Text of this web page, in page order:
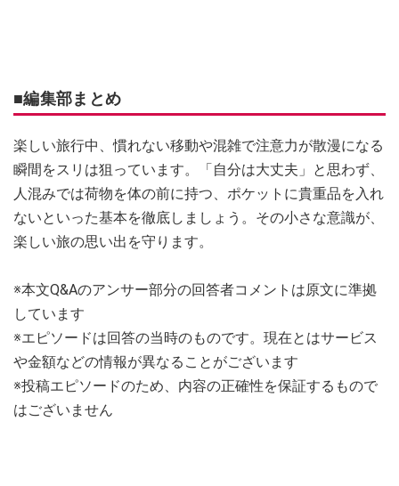
■編集部まとめ
楽しい旅行中、慣れない移動や混雑で注意力が散漫になる
瞬間をスリは狙っています。「自分は大丈夫」と思わず、
人混みでは荷物を体の前に持つ、ポケットに貴重品を入れ
ないといった基本を徹底しましょう。その小さな意識が、
楽しい旅の思い出を守ります。
※本文Q&Aのアンサー部分の回答者コメントは原文に準拠
しています
※エピソードは回答の当時のものです。現在とはサービス
や金額などの情報が異なることがございます
※投稿エピソードのため、内容の正確性を保証するもので
はございません